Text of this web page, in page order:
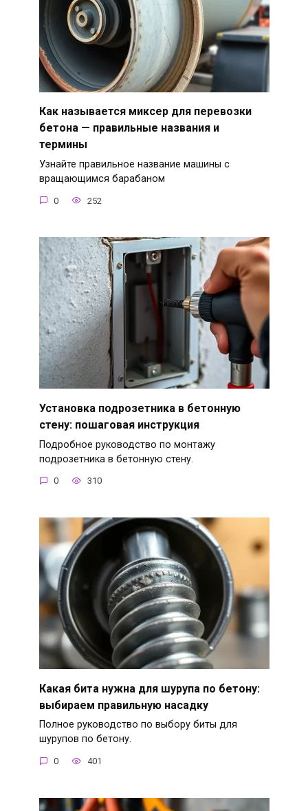
Как называется миксер для перевозки
бетона — правильные названия и
термины
Узнайте правильное название машины с
вращающимся барабаном
0 252
Установка подрозетника в бетонную
стену: пошаговая инструкция
Подробное руководство по монтажу
подрозетника в бетонную стену.
0 310
Какая бита нужна для шурупа по бетону:
выбираем правильную насадку
Полное руководство по выбору биты для
шурупов по бетону.
0 401